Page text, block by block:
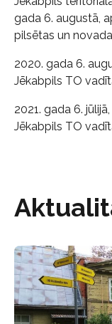
gada 6. augustā,
pilsētas un
2020. gada 6.
Jēkabpils TO
2021. gada 6.
Jēkabpils TO